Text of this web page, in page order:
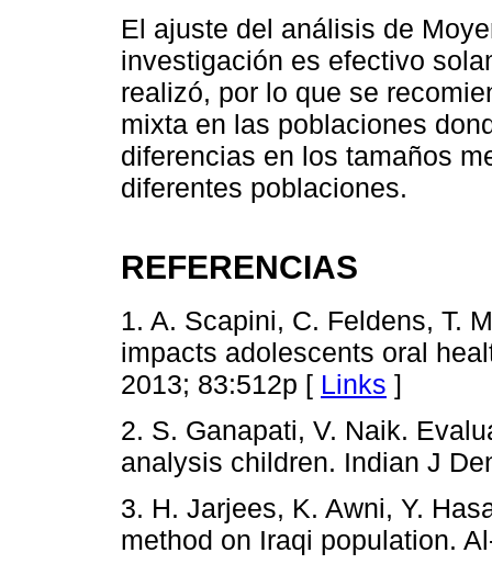
El ajuste del análisis de
investigación es efectivo
realizó, por lo que se
mixta en las poblaciones
diferencias en los tamaños
diferentes poblaciones.
REFERENCIAS
1. A. Scapini, C. Feldens, T.
impacts adolescents oral
2013; 83:512p [ Links ]
2. S. Ganapati, V. Naik.
analysis children. Indian J
3. H. Jarjees, K. Awni, Y.
method on Iraqi population.